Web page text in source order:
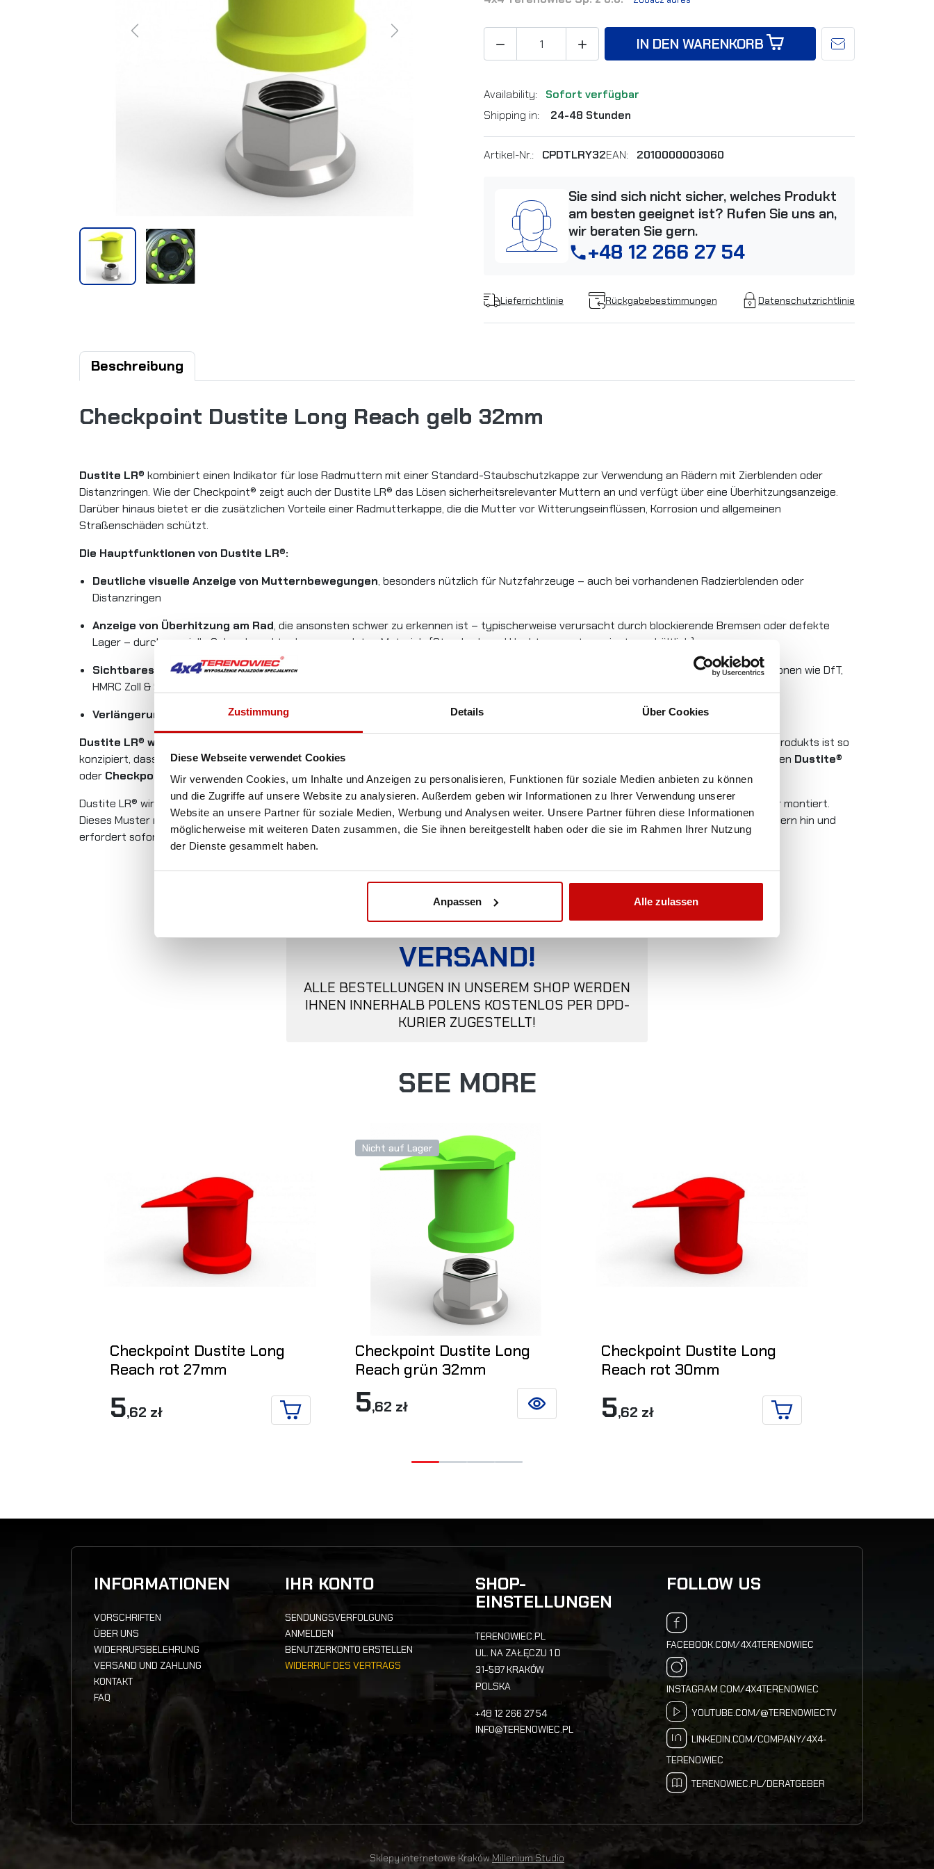
Zustimmung Details Über Cookies
Diese Webseite verwendet Cookies
Wir verwenden Cookies, um Inhalte und Anzeigen zu personalisieren, Funktionen für soziale Medien anbieten zu können
und die Zugriffe auf unsere Website zu analysieren. Außerdem geben wir Informationen zu Ihrer Verwendung unserer
Website an unsere Partner für soziale Medien, Werbung und Analysen weiter. Unsere Partner führen diese Informationen
möglicherweise mit weiteren Daten zusammen, die Sie ihnen bereitgestellt haben oder die sie im Rahmen Ihrer Nutzung
der Dienste gesammelt haben.
Anpassen Alle zulassen
Previous Next
  IN DEN WARENKORB
Availability:
Sofort verfügbar
Shipping in:
24-48 Stunden
Artikel-Nr.: CPDTLRY32EAN: 2010000003060
Sie sind sich nicht sicher, welches Produkt
am besten geeignet ist? Rufen Sie uns an,
wir beraten Sie gern.
phone+48 12 266 27 54
Lieferrichtlinie Rückgabebestimmungen Datenschutzrichtlinie
Beschreibung
Checkpoint Dustite Long Reach gelb 32mm
Dustite LR® kombiniert einen Indikator für lose Radmuttern mit einer Standard-Staubschutzkappe zur Verwendung an Rädern mit Zierblenden oder
Distanzringen. Wie der Checkpoint® zeigt auch der Dustite LR® das Lösen sicherheitsrelevanter Muttern an und verfügt über eine Überhitzungsanzeige.
Darüber hinaus bietet er die zusätzlichen Vorteile einer Radmutterkappe, die die Mutter vor Witterungseinflüssen, Korrosion und allgemeinen
Straßenschäden schützt.
Die Hauptfunktionen von Dustite LR®:
Deutliche visuelle Anzeige von Mutternbewegungen, besonders nützlich für Nutzfahrzeuge – auch bei vorhandenen Radzierblenden oder
Distanzringen
Anzeige von Überhitzung am Rad, die ansonsten schwer zu erkennen ist – typischerweise verursacht durch blockierende Bremsen oder defekte
Lager – durch spezielle Schmelzpunkte des verwendeten Materials (Standard- und Hochtemperaturvarianten erhältlich)
Sichtbares Zeichen für Verkehrssicherheit und Professionalität
, erkennbar für andere Verkehrsteilnehmer, Kunden sowie Institutionen wie DfT,
HMRC Zoll & Steuer, VOSA, HSE, FTA und RHA
Verlängerung der Lebensdauer von Radbolzen und Muttern
durch Schutz vor Korrosion, Witterung und Beschädigungen
Dustite LR® wurde speziell für den Einsatz an Rädern mit Zierblenden oder Distanzringen entwickelt.
Die Markierungsspitze des Produkts ist so
konzipiert, dass sie durch die Zugangsöffnung der Blende passt. Sollte keine Zierblende oder kein Distanzring verbaut sein, sollten stattdessen Dustite®
oder Checkpoint®Indikatoren verwendet werden.
Dustite LR® wird nach dem korrekten Anziehen der Radmuttern mit einem geeigneten Drehmomentschlüssel in einem gut sichtbaren Muster montiert.
Dieses Muster muss bei regelmäßigen Kontrollgängen geprüft werden – jede Abweichung davon weist auf eine mögliche Lockerung der Muttern hin und
erfordert sofortige Maßnahmen.
KOSTENLOSER
VERSAND!
ALLE BESTELLUNGEN IN UNSEREM SHOP WERDEN
IHNEN INNERHALB POLENS KOSTENLOS PER DPD-
KURIER ZUGESTELLT!
SEE MORE
Checkpoint Dustite Long
Reach rot 27mm
5,62 zł
IN DEN WARENKORB
Nicht auf Lager
Checkpoint Dustite Long
Reach grün 32mm
5,62 zł SIEHE DETAILS
Checkpoint Dustite Long
Reach rot 30mm
5,62 zł
IN DEN WARENKORB
INFORMATIONEN
VORSCHRIFTEN
ÜBER UNS
WIDERRUFSBELEHRUNG
VERSAND UND ZAHLUNG
KONTAKT
FAQ
IHR KONTO
SENDUNGSVERFOLGUNG
ANMELDEN
BENUTZERKONTO ERSTELLEN
WIDERRUF DES VERTRAGS
SHOP-
EINSTELLUNGEN
TERENOWIEC.PL
UL. NA ZAŁĘCZU 1 D
31-587 KRAKÓW
POLSKA
+48 12 266 27 54
INFO@TERENOWIEC.PL
FOLLOW US
FACEBOOK.COM/4X4TERENOWIEC
INSTAGRAM.COM/4X4TERENOWIEC
YOUTUBE.COM/@TERENOWIECTV
LINKEDIN.COM/COMPANY/4X4-
TERENOWIEC
TERENOWIEC.PL/DERATGEBER
Sklepy internetowe KrakówMillenium Studio